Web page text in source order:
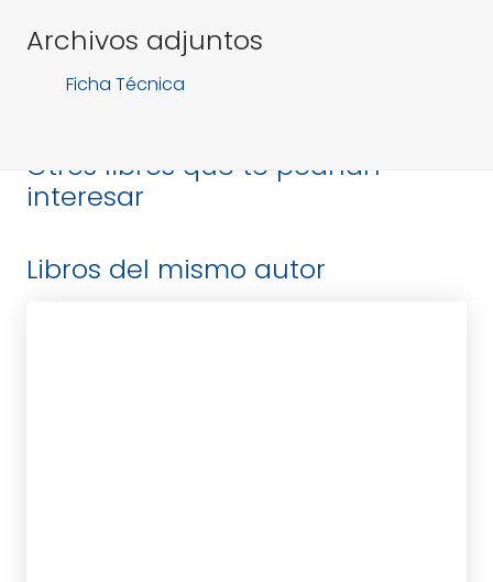
Archivos adjuntos
Ficha Técnica
Otros libros que te podrían
interesar
Libros del mismo autor